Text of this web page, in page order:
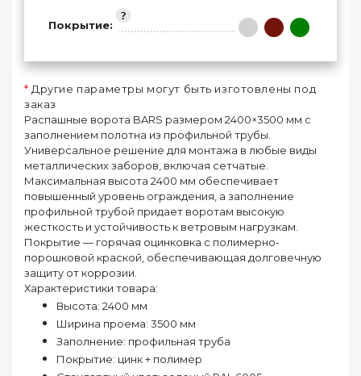
Покрытие:
* Другие параметры могут быть изготовлены под
заказ
Распашные ворота BARS размером 2400×3500 мм с
заполнением полотна из профильной трубы.
Универсальное решение для монтажа в любые виды
металлических заборов, включая сетчатые.
Максимальная высота 2400 мм обеспечивает
повышенный уровень ограждения, а заполнение
профильной трубой придает воротам высокую
жесткость и устойчивость к ветровым нагрузкам.
Покрытие — горячая оцинковка с полимерно-
порошковой краской, обеспечивающая долговечную
защиту от коррозии.
Характеристики товара:
Высота: 2400 мм
Ширина проема: 3500 мм
Заполнение: профильная труба
Покрытие: цинк + полимер